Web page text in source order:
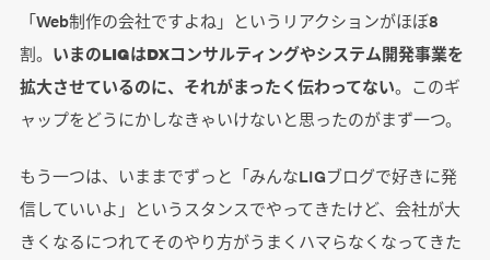
「Web制作の会社ですよね」というリアクションがほぼ8
割。 いまのLIGはDXコンサルティングやシステム開発事業を
拡大させているのに、それがまったく伝わってない。このギ
ャップをどうにかしなきゃいけないと思ったのがまず一つ。
もう一つは、いままでずっと「みんなLIGブログで好きに発
信していいよ」というスタンスでやってきたけど、会社が大
きくなるにつれてそのやり方がうまくハマらなくなってきた